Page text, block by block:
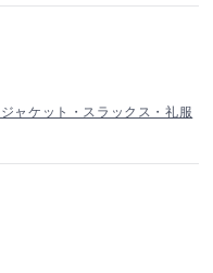
ャケット・スラックス・礼服